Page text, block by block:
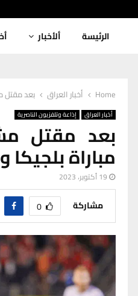
الرئيسة ألأخبار
Home أخبار العراق بعد مقتل
أخبار العراق إذاعة وتلفزيون الناصرية
بعد مقتل
مباراة بلجيكا
19 أكتوبر، 2023
مشاركة 0